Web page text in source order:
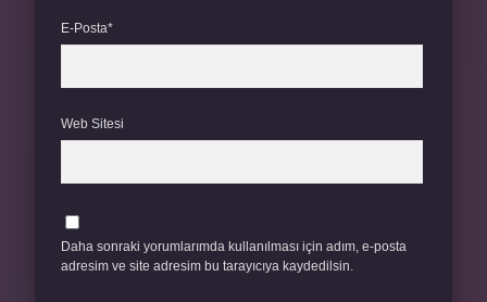
E-Posta*
Web Sitesi
Daha sonraki yorumlarımda kullanılması için adım, e-posta
adresim ve site adresim bu tarayıcıya kaydedilsin.